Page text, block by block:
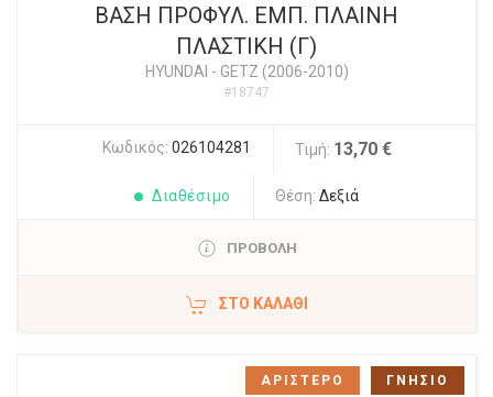
ΒΑΣΗ ΠΡΟΦΥΛ. ΕΜΠ. ΠΛΑΙΝΗ
ΠΛΑΣΤΙΚΗ (Γ)
HYUNDAI - GETZ (2006-2010)
#18747
Κωδικός: 026104281 Τιμή: 13,70 €
Διαθέσιμο Θέση: Δεξιά
ΠΡΟΒΟΛΗ
ΣΤΟ ΚΑΛΆΘΙ
ΑΡΙΣΤΕΡΟ ΓΝΗΣΙΟ